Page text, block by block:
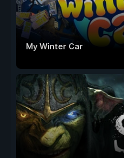
My Winter Car